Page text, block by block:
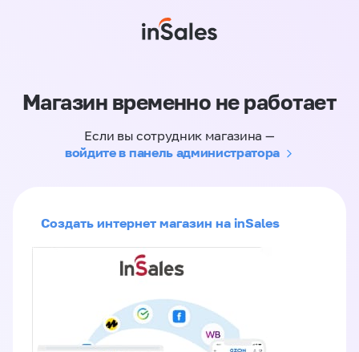
Магазин временно не работает
Если вы сотрудник магазина —
войдите в панель администратора
Создать интернет магазин на inSales